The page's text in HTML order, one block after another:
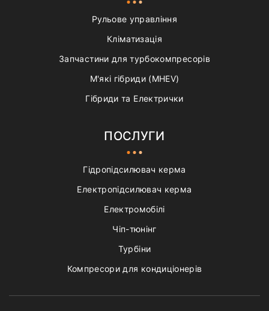
Рульове управління
Кліматизація
Запчастини для турбокомпресорів
М'які гібриди (MHEV)
Гібриди та Електрички
ПОСЛУГИ
Гідропідсилювач керма
Електропідсилювач керма
Електромобілі
Чіп-тюнінг
Турбіни
Компресори для кондиціонерів